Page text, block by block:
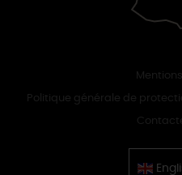
Politique générale de